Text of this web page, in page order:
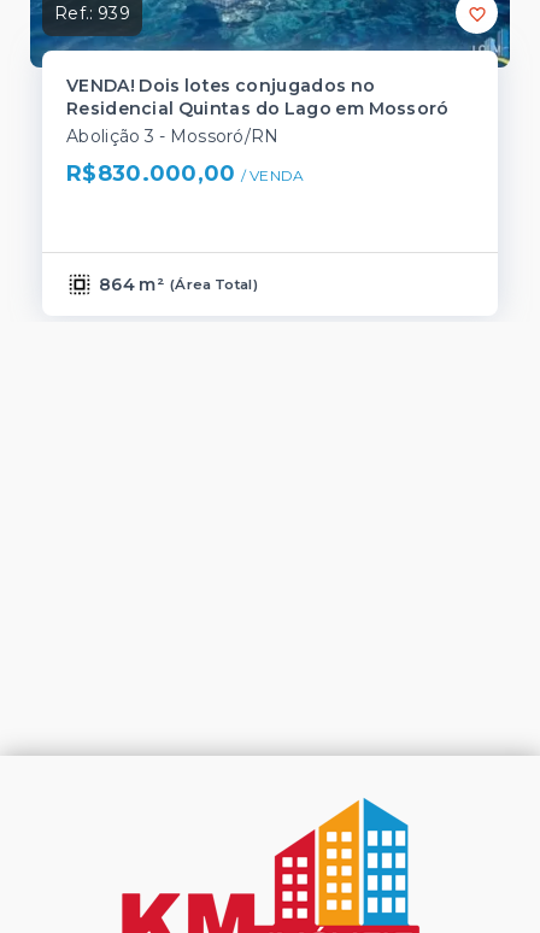
Ref.: 939
VENDA! Dois lotes conjugados no
Residencial Quintas do Lago em Mossoró
Abolição 3 - Mossoró/RN
R$830.000,00 / VENDA
864 m² (Área Total)